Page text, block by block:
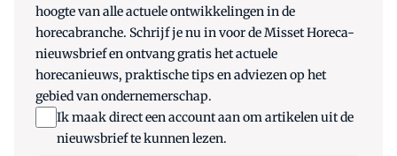
hoogte van alle actuele ontwikkelingen in de
horecabranche. Schrijf je nu in voor de Misset Horeca-
nieuwsbrief en ontvang gratis het actuele
horecanieuws, praktische tips en adviezen op het
gebied van ondernemerschap.
Ik maak direct een account aan om artikelen uit de
nieuwsbrief te kunnen lezen.